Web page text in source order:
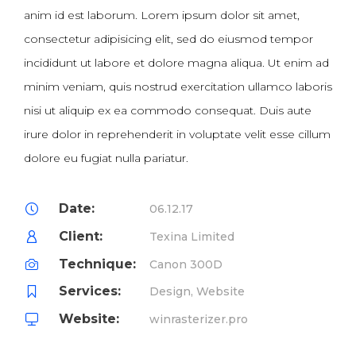
anim id est laborum. Lorem ipsum dolor sit amet,
consectetur adipisicing elit, sed do eiusmod tempor
incididunt ut labore et dolore magna aliqua. Ut enim ad
minim veniam, quis nostrud exercitation ullamco laboris
nisi ut aliquip ex ea commodo consequat. Duis aute
irure dolor in reprehenderit in voluptate velit esse cillum
dolore eu fugiat nulla pariatur.
Date: 06.12.17
Client: Texina Limited
Technique: Canon 300D
Services: Design, Website
Website: winrasterizer.pro